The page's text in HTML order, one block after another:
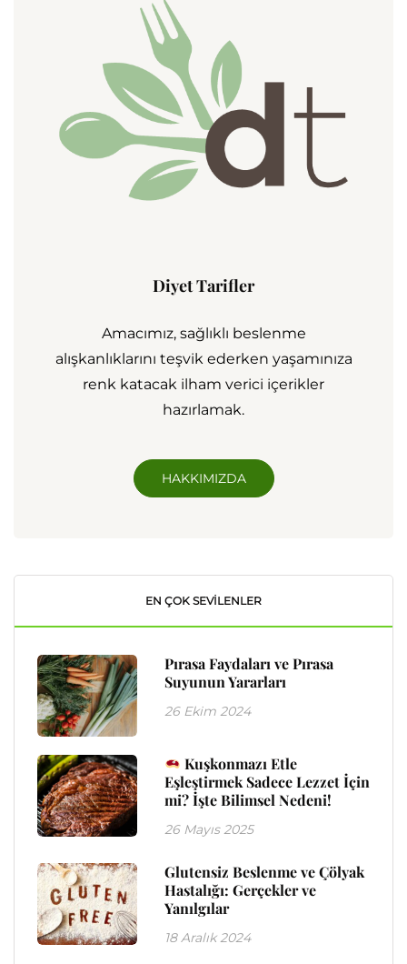
Diyet Tarifler
Amacımız, sağlıklı beslenme
alışkanlıklarını teşvik ederken yaşamınıza
renk katacak ilham verici içerikler
hazırlamak.
HAKKIMIZDA
EN ÇOK SEVILENLER
Pırasa Faydaları ve Pırasa
Suyunun Yararları
26 Ekim 2024
Kuşkonmazı Etle
Eşleştirmek Sadece Lezzet İçin
mi? İşte Bilimsel Nedeni!
26 Mayıs 2025
Glutensiz Beslenme ve Çölyak
Hastalığı: Gerçekler ve
Yanılgılar
18 Aralık 2024